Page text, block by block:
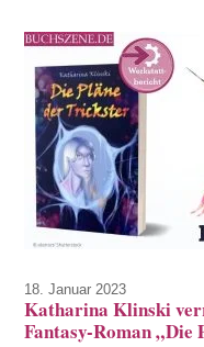
18. Januar 2023
Katharina Klinski
Fantasy-Roman